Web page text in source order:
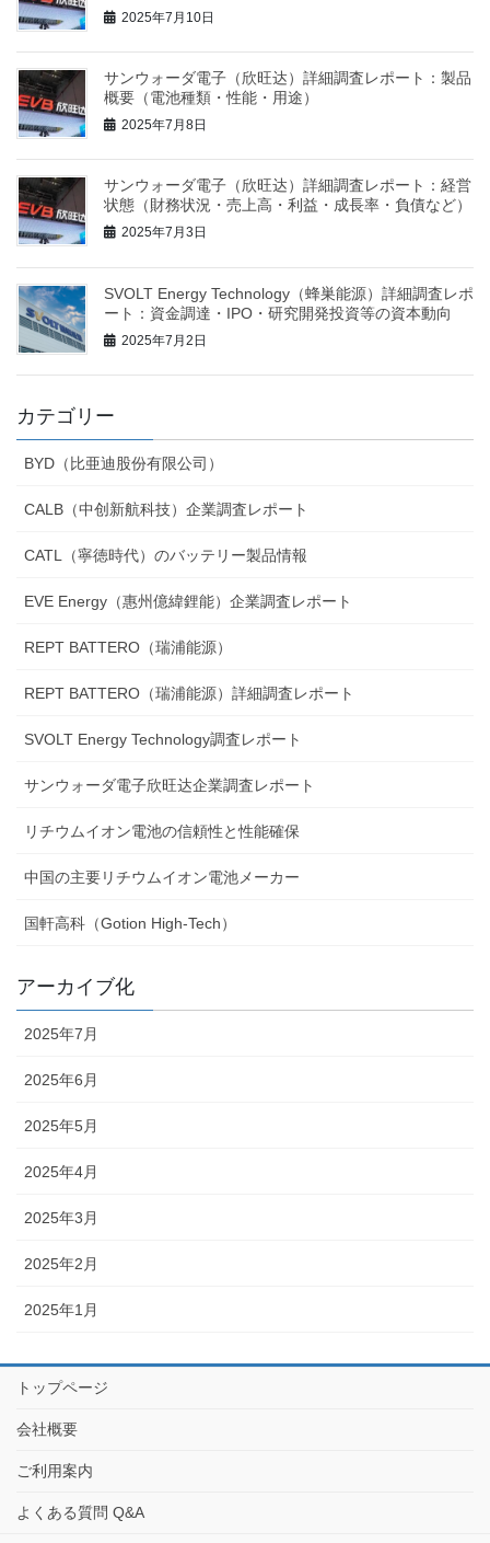
2025年7月10日
サンウォーダ電子（欣旺达）詳細調査レポート：製品
概要（電池種類・性能・用途）
2025年7月8日
サンウォーダ電子（欣旺达）詳細調査レポート：経営
状態（財務状況・売上高・利益・成長率・負債など）
2025年7月3日
SVOLT Energy Technology（蜂巣能源）詳細調査レポ
ート：資金調達・IPO・研究開発投資等の資本動向
2025年7月2日
カテゴリー
BYD（比亜迪股份有限公司）
CALB（中创新航科技）企業調査レポート
CATL（寧徳時代）のバッテリー製品情報
EVE Energy（惠州億緯鋰能）企業調査レポート
REPT BATTERO（瑞浦能源）
REPT BATTERO（瑞浦能源）詳細調査レポート
SVOLT Energy Technology調査レポート
サンウォーダ電子欣旺达企業調査レポート
リチウムイオン電池の信頼性と性能確保
中国の主要リチウムイオン電池メーカー
国軒高科（Gotion High-Tech）
アーカイブ化
2025年7月
2025年6月
2025年5月
2025年4月
2025年3月
2025年2月
2025年1月
トップページ
会社概要
ご利用案内
よくある質問 Q&A